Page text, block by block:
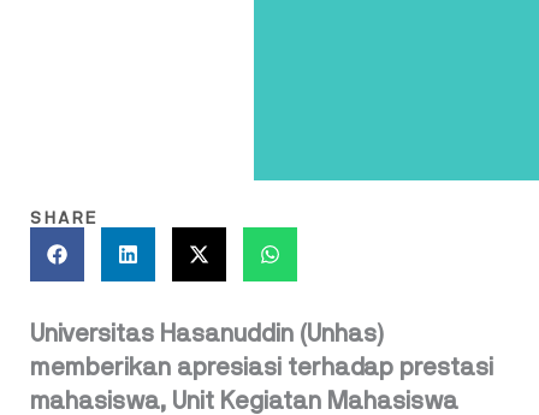
SHARE
Universitas Hasanuddin (Unhas)
memberikan apresiasi terhadap prestasi
mahasiswa, Unit Kegiatan Mahasiswa